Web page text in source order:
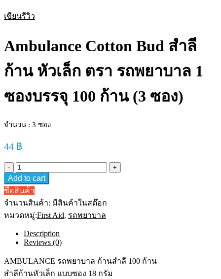
เขียนรีวิว
Ambulance Cotton Bud สำลี
ก้าน หัวเล็ก ตรา รถพยาบาล 1
ซองบรรจุ 100 ก้าน (3 ซอง)
จำนวน : 3 ซอง
44 ฿
Ambulance
Cotton
Bud
สำลี
ก้าน
หัว
ตรา
รถ
1
ซอง
Add to cart
ซื้อสินค้า
จำนวนสินค้า: มีสินค้าในสต๊อก
หมวดหมู่:First Aid, รถพยาบาล
Description
Reviews (0)
AMBULANCE รถพยาบาล ก้านสำลี 100 ก้าน
สำลีก้านหัวเล็ก แบบซอง 18 กรัม